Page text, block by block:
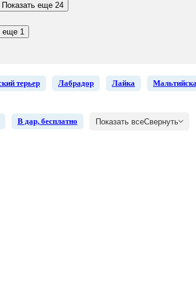
Показать еще 24
еще 1
терьер Лабрадор Лайка
В дар, бесплатно Показать всеСвернуть